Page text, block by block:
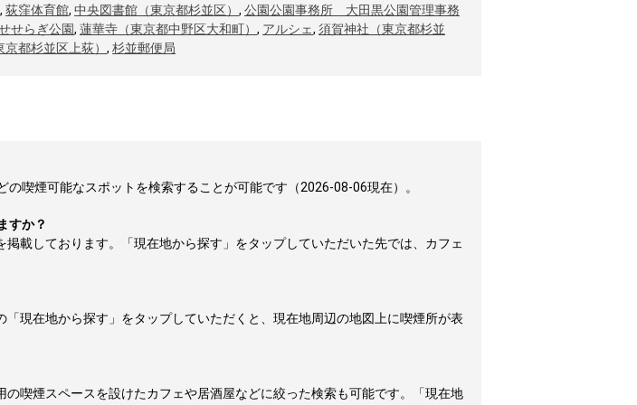
, 荻窪体育館, 中央図書館（東京都杉並区） , 公園公園事務所 大田黒公園管理事務
せらぎ公園, 蓮華寺（東京都中野区大和町） , アルシェ, 須賀神社（東京都杉並
都杉並区上荻） , 杉並郵便局
喫煙可能なスポットを検索することが可能です（2026-08-06現在）。
すか？
載しております。「現在地から探す」をタップしていただいた先では、カフェ
現在地から探す」をタップしていただくと、現在地周辺の地図上に喫煙所が表
喫煙スペースを設けたカフェや居酒屋などに絞った検索も可能です。「現在地